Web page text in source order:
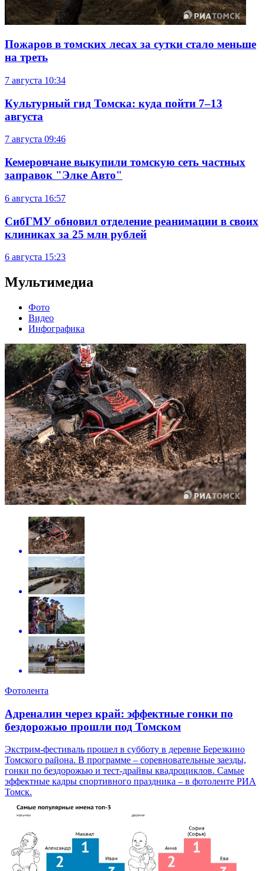
Пожаров в томских лесах за сутки стало меньше
на треть
7 августа 10:34
Культурный гид Томска: куда пойти 7–13
августа
7 августа 09:46
Кемеровчане выкупили томскую сеть частных
заправок "Элке Авто"
6 августа 16:57
СибГМУ обновил отделение реанимации в своих
клиниках за 25 млн рублей
6 августа 15:23
Мультимедиа
Фото
Видео
Инфографика
Фотолента
Адреналин через край: эффектные гонки по
бездорожью прошли под Томском
Экстрим-фестиваль прошел в субботу в деревне Березкино
Томского района. В программе – соревновательные заезды,
гонки по бездорожью и тест-драйвы квадроциклов. Самые
эффектные кадры спортивного праздника – в фотоленте РИА
Томск.